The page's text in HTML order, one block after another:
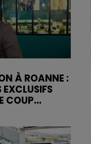
À ROANNE :
EXCLUSIFS
COUP...